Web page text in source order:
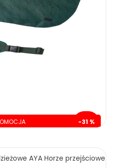
-31 %
229.00 złAYA Horze przejściowe